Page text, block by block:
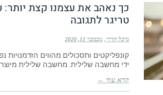
כך נאהב את עצמנו קצת יותר:
טריגר לתגובה
מיכל הררי נובמבר 11, 2020
קונפליקטים ותסכולים מהווים
ידי מחשבה שלילית. מחשבה שלילית
קרא עוד ←